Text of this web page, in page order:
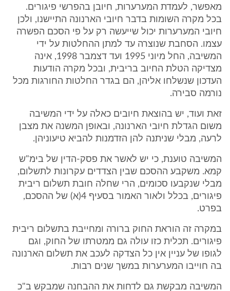
מאפשר, לעמדת המערערות, חיובן בהפרשי פיגורים.
בכל מקרה השומות בדבר חיובי הארנונה התיישנו, ולכן
חיובי המערערות יכול שייעשה רק על פי הסכם הפשרה
עצמו. הסחבת שנוצרה עד למתן ההחלטות על ידי
המשיבה, החל מיוני 1995 ועד דצמבר 1998, אינה
מצדיקה הטלת החיוב בריבית, ובכל מקרה הודעות
העדכון שנשלחו אליהן, הם בגדר החלטות החורגות מכל
נורמה סבירה.
זאת ועוד, יש בהוצאת חיובים כאלה על ידי המשיבה
משום הגדלת חיובי הארנונה, ובאופן המשנה את מצבן
לרעה, מבלי שניתנה להן הזדמנות להביא טיעוניהן.
המשיבה טוענת, כי יש לאשר את פסק-הדין של בימ"ש
קמא. משקבע ההסכם שבין הצדדים עקרונות לתשלום,
מבלי שנקבעו סכומים, הרי שחלה חובת תשלום ריבית
פיגורים, בכלל ולאור האמור בסעיף 4(א) של ההסכם,
בפרט.
במקרה זה הוראת החוק ברורה ומחייבת בתשלום ריבית
פיגורים. תכלית כזו עולה גם ממטרתו של החוק, וגם
לגופו של עניין אין כל הצדקה לעכב את תשלום הארנונה
בה חוייבו המערערות במשך שנים רבות.
המשיבה מבקשת גם לדחות את ההבחנה שמבקש ב"כ